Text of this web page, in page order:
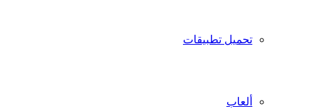
تحميل تطبيقات
ألعاب